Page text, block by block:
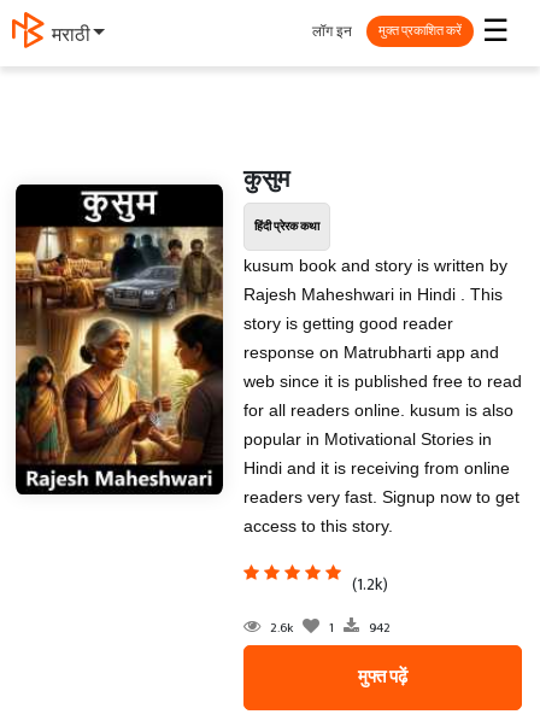
मराठी ☰
लॉग इन मुक्त प्रकाशित करें
कुसुम
हिंदी प्रेरक कथा
kusum book and story is written by
Rajesh Maheshwari in Hindi . This
story is getting good reader
response on Matrubharti app and
web since it is published free to read
for all readers online. kusum is also
popular in Motivational Stories in
Hindi and it is receiving from online
readers very fast. Signup now to get
access to this story.
(1.2k)
2.6k 1 942
मुफ्त पढ़ें